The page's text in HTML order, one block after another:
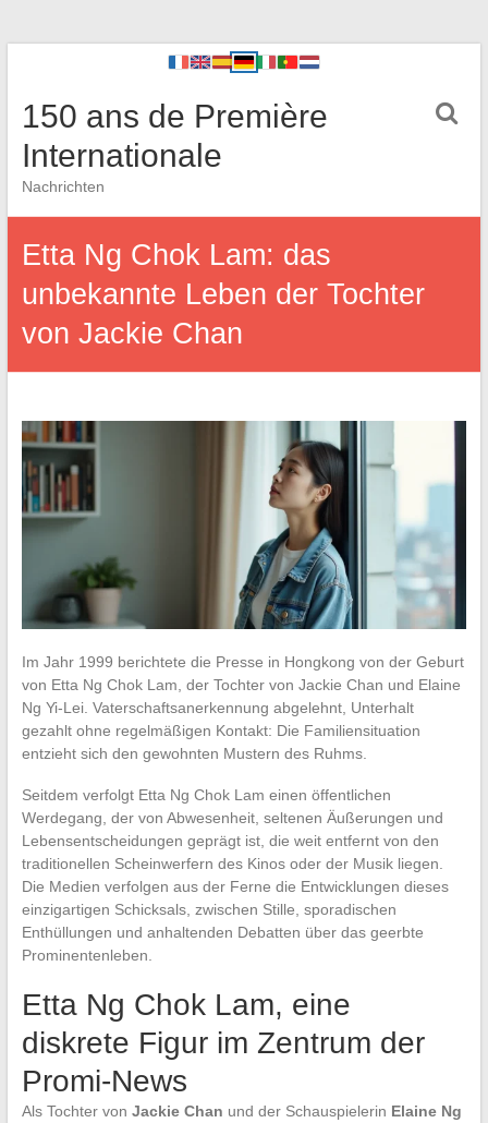
150 ans de Première
Internationale
Nachrichten
Etta Ng Chok Lam: das
unbekannte Leben der Tochter
von Jackie Chan
Im Jahr 1999 berichtete die Presse in Hongkong von der Geburt
von Etta Ng Chok Lam, der Tochter von Jackie Chan und Elaine
Ng Yi-Lei. Vaterschaftsanerkennung abgelehnt, Unterhalt
gezahlt ohne regelmäßigen Kontakt: Die Familiensituation
entzieht sich den gewohnten Mustern des Ruhms.
Seitdem verfolgt Etta Ng Chok Lam einen öffentlichen
Werdegang, der von Abwesenheit, seltenen Äußerungen und
Lebensentscheidungen geprägt ist, die weit entfernt von den
traditionellen Scheinwerfern des Kinos oder der Musik liegen.
Die Medien verfolgen aus der Ferne die Entwicklungen dieses
einzigartigen Schicksals, zwischen Stille, sporadischen
Enthüllungen und anhaltenden Debatten über das geerbte
Prominentenleben.
Etta Ng Chok Lam, eine
diskrete Figur im Zentrum der
Promi-News
Als Tochter von Jackie Chan und der Schauspielerin Elaine Ng